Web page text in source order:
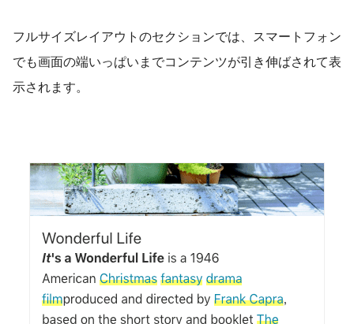
フルサイズレイアウトのセクションでは、スマートフォン
でも画面の端いっぱいまでコンテンツが引き伸ばされて表
示されます。